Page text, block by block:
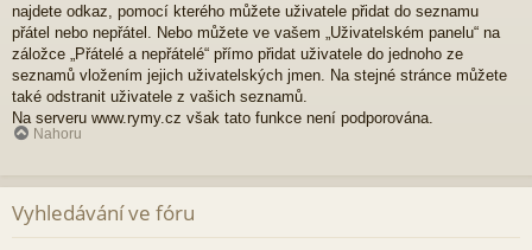
najdete odkaz, pomocí kterého můžete uživatele přidat do seznamu
přátel nebo nepřátel. Nebo můžete ve vašem „Uživatelském panelu“ na
záložce „Přátelé a nepřátelé“ přímo přidat uživatele do jednoho ze
seznamů vložením jejich uživatelských jmen. Na stejné stránce můžete
také odstranit uživatele z vašich seznamů.
Na serveru www.rymy.cz však tato funkce není podporována.
Nahoru
Vyhledávání ve fóru